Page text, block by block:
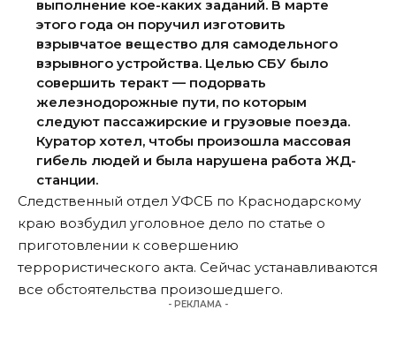
выполнение кое-каких заданий. В марте
этого года он поручил изготовить
взрывчатое вещество для самодельного
взрывного устройства. Целью СБУ было
совершить теракт — подорвать
железнодорожные пути, по которым
следуют пассажирские и грузовые поезда.
Куратор хотел, чтобы произошла массовая
гибель людей и была нарушена работа ЖД-
станции.
Следственный отдел УФСБ по Краснодарскому
краю возбудил уголовное дело по статье о
приготовлении к совершению
террористического акта. Сейчас устанавливаются
все обстоятельства произошедшего.
- РЕКЛАМА -